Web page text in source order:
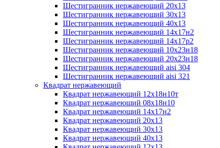
Шестигранник нержавеющий 20х13
Шестигранник нержавеющий 30х13
Шестигранник нержавеющий 40х13
Шестигранник нержавеющий 14х17н2
Шестигранник нержавеющий 14х17р2
Шестигранник нержавеющий 10х23н18
Шестигранник нержавеющий 20х23н18
Шестигранник нержавеющий aisi 304
Шестигранник нержавеющий aisi 321
Квадрат нержавеющий
Квадрат нержавеющий 12х18н10т
Квадрат нержавеющий 08х18н10
Квадрат нержавеющий 14х17н2
Квадрат нержавеющий 20х13
Квадрат нержавеющий 30х13
Квадрат нержавеющий 40х13